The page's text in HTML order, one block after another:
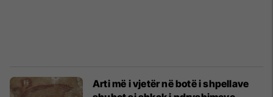
Arti më i vjetër në botë i shpellave